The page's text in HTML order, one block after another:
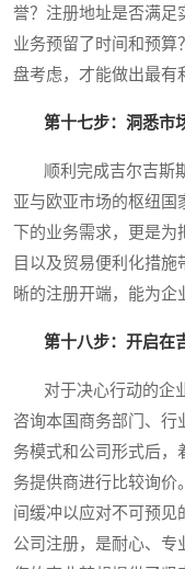
誉？注册地址是否满足
业务预留了时间和预算
盘考虑，才能做出最有
第十七步：洞悉市
顺利完成吉尔吉斯斯
亚与欧亚市场的枢纽国
下的业务需求，更是
目以及贸易便利化措
晰的注册开端，能为企
第十八步：开启在
对于决心行动的企业
咨询本国商务部门、行
务模式和公司形式后，
务提供商进行比较询价
间缓冲以应对不可预见
公司注册，是耐心、专